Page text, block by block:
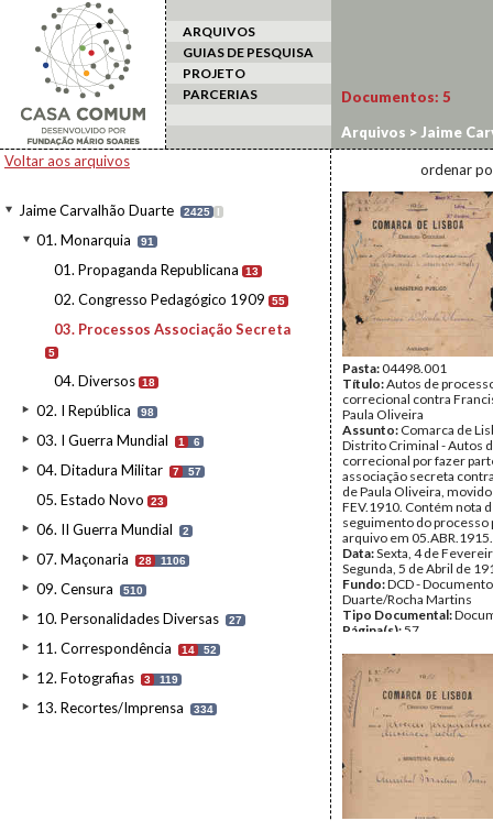
ARQUIVOS
GUIAS DE PESQUISA
PROJETO
PARCERIAS
Voltar aos arquivos
Jaime Carvalhão Duarte 2425 I
01. Monarquia 91
01. Propaganda Republicana 13
02. Congresso Pedagógico 1909 55
03. Processos Associação Secreta
5
04. Diversos 18
02. I República 98
03. I Guerra Mundial 1 6
04. Ditadura Militar 7 57
05. Estado Novo 23
06. II Guerra Mundial 2
07. Maçonaria 28 1106
09. Censura 510
10. Personalidades Diversas 27
11. Correspondência 14 52
12. Fotografias 3 119
13. Recortes/Imprensa 334
Documentos: 5
Arquivos > Jaime
ordenar
Pasta:04498.001
Título:Autos de
correcional contra
Paula Oliveira
Assunto: Comarca de
Distrito Criminal - Autos
correcional por fazer
associação secreta
de Paula Oliveira,
FEV.1910. Contém nota
seguimento do processo
arquivo em 05.ABR.1915.
Data:Sexta, 4 de
Segunda, 5 de Abril de
Fundo:DCD -
Duarte/Rocha Martins
Tipo Documental:
Página(s): 57